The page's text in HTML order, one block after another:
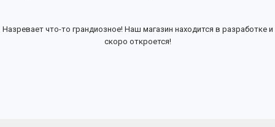
Назревает что-то грандиозное! Наш магазин находится в разработке и
скоро откроется!